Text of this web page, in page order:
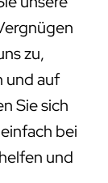
zu,
und auf
Sie sich
bei
und